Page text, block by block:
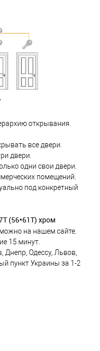
открывания.
все двери.
двери.
одни свои двери.
помещений.
под конкретный
(56*61Т) хром
на нашем сайте.
15 минут.
Днепр, Одессу, Львов,
пункт Украины за 1-2